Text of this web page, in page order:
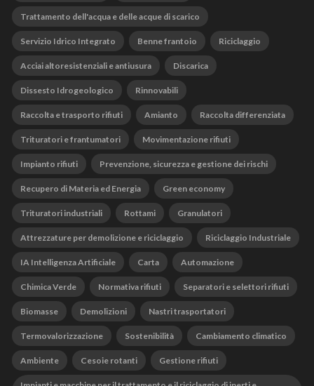
Trattamento dell'acqua e delle acque di scarico
Servizio Idrico Integrato Benne frantoio Riciclaggio
Acciai altoresistenziali e antiusura Discarica
Dissesto Idrogeologico Rinnovabili
Raccolta e trasporto rifiuti Amianto Raccolta differenziata
Trituratori e frantumatori Movimentazione rifiuti
Impianto rifiuti Prevenzione, sicurezza e gestione dei rischi
Recupero di Materia ed Energia Green economy
Trituratori industriali Rottami Granulatori
Attrezzature per demolizione e riciclaggio Riciclaggio Industriale
IA Intelligenza Artificiale Carta Automazione
Chimica Verde Normativa rifiuti Separatori e selettori rifiuti
Biomasse Demolizioni Nastri trasportatori
Termovalorizzazione Sostenibilità Cambiamento climatico
Ambiente Cesoie rotanti Gestione rifiuti